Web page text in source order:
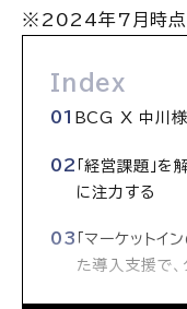
※2024年7月時点
Index
BCG X 中川様
「経営課題」を
に注力する
「マーケットイ
た導入支援で、